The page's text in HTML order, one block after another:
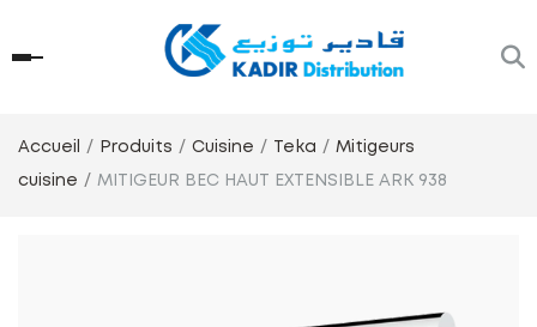
Accueil Produits Cuisine Teka Mitigeurs
cuisine MITIGEUR BEC HAUT EXTENSIBLE ARK 938